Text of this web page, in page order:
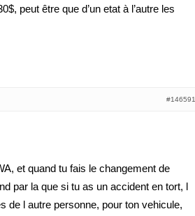
peut être que d’un etat à l’autre les
#146591
et quand tu fais le changement de
par la que si tu as un accident en tort, l
de l autre personne, pour ton vehicule,